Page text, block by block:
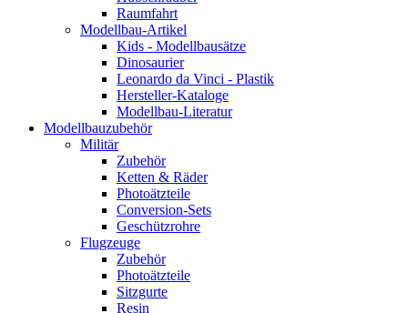
Raumfahrt
Modellbau-Artikel
Kids - Modellbausätze
Dinosaurier
Leonardo da Vinci - Plastik
Hersteller-Kataloge
Modellbau-Literatur
Modellbauzubehör
Militär
Zubehör
Ketten & Räder
Photoätzteile
Conversion-Sets
Geschützrohre
Flugzeuge
Zubehör
Photoätzteile
Sitzgurte
Resin